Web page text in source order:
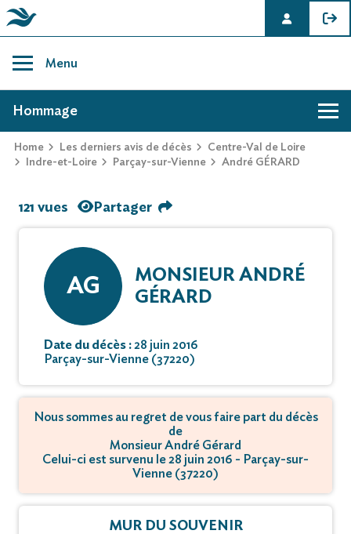
content
Menu
AVIS DE DÉCÈS DE ANDRÉ GÉRARD
Home Les derniers avis de décès
Centre-Val de Loire
Indre-et-Loire
Parçay-sur-Vienne André GÉRARD
Hommage
121 vues Partager
AG
MONSIEUR ANDRÉ
GÉRARD
Date du décès :28 juin 2016
Parçay-sur-Vienne (37220)
Nous sommes au regret de vous faire part du décès
de
Monsieur André Gérard
Celui-ci est survenu le 28 juin 2016 - Parçay-sur-
Vienne (37220)
MUR DU SOUVENIR